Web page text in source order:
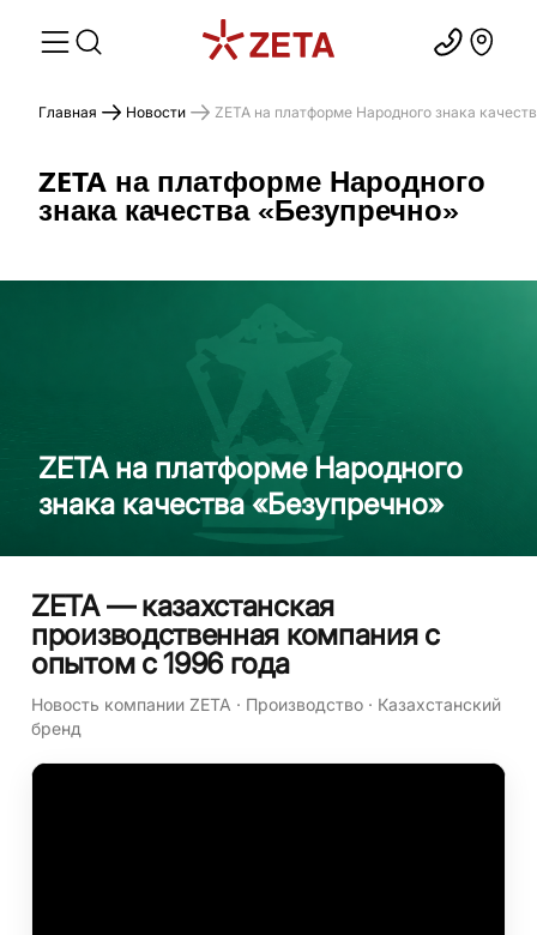
Главная Новости ZETA на платформе Народного знака
ZETA на платформе Народного
знака качества «Безупречно»
ZETA на платформе Народного
знака качества «Безупречно»
ZETA — казахстанская
производственная компания с
опытом с 1996 года
Новость компании ZETA · Производство · Казахстанский
бренд